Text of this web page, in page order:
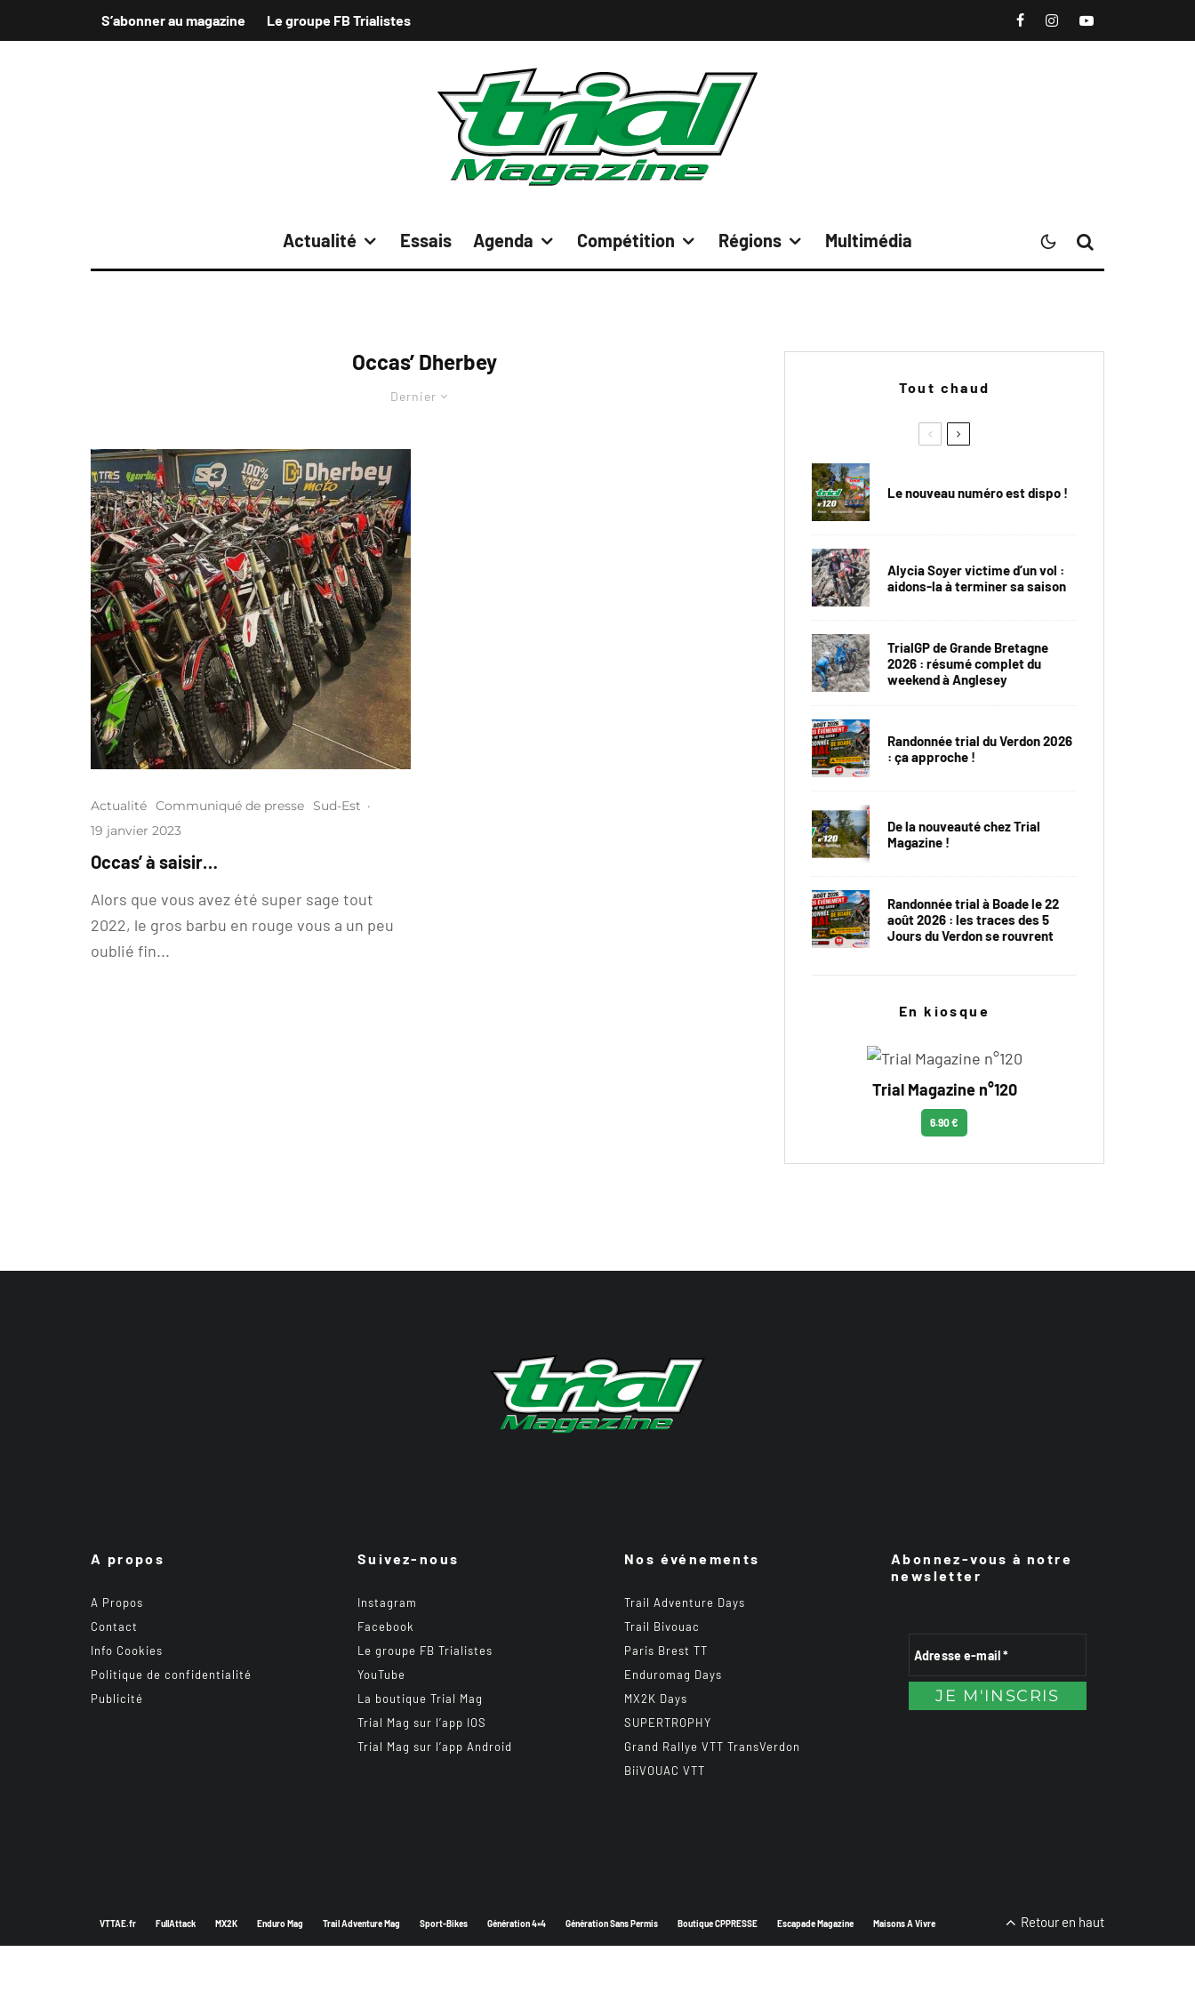
S’abonner au magazine Le groupe FB Trialistes
Actualité Essais Agenda Compétition Régions Multimédia
Occas’ Dherbey
Dernier
Actualité Communiqué de presse Sud-Est ·
19 janvier 2023
Occas’ à saisir…
Alors que vous avez été super sage tout
2022, le gros barbu en rouge vous a un peu
oublié fin...
Tout chaud
Le nouveau numéro est dispo !
Alycia Soyer victime d’un vol :
aidons-la à terminer sa saison
TrialGP de Grande Bretagne
2026 : résumé complet du
weekend à Anglesey
Randonnée trial du Verdon 2026
: ça approche !
De la nouveauté chez Trial
Magazine !
Randonnée trial à Boade le 22
août 2026 : les traces des 5
Jours du Verdon se rouvrent
En kiosque
Trial Magazine n°120
6.90 €
A propos
A Propos
Contact
Info Cookies
Politique de confidentialité
Publicité
Suivez-nous
Instagram
Facebook
Le groupe FB Trialistes
YouTube
La boutique Trial Mag
Trial Mag sur l’app IOS
Trial Mag sur l’app Android
Nos événements
Trail Adventure Days
Trail Bivouac
Paris Brest TT
Enduromag Days
MX2K Days
SUPERTROPHY
Grand Rallye VTT TransVerdon
BiiVOUAC VTT
Abonnez-vous à notre
newsletter
VTTAE.fr FullAttack MX2K Enduro Mag Trail Adventure Mag Sport-Bikes Génération 4×4 Génération Sans Permis Boutique CPPRESSE Escapade Magazine Maisons A Vivre Retour en haut